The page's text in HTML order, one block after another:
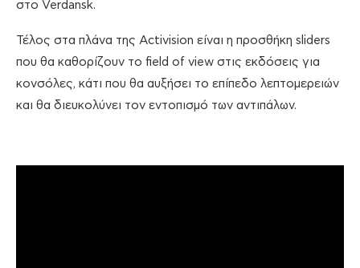
στο Verdansk.
Τέλος στα πλάνα της Activision είναι η προσθήκη sliders
που θα καθορίζουν το field of view στις εκδόσεις για
κονσόλες, κάτι που θα αυξήσει το επίπεδο λεπτομερειών
και θα διευκολύνει τον εντοπισμό των αντιπάλων.